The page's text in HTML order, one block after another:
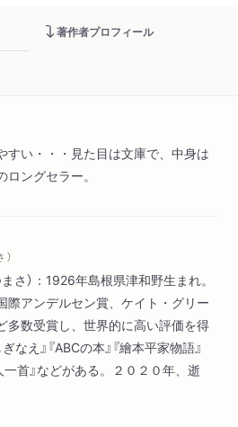
著作者プロフィール
すい・・・見た目は文庫で、中身は
ングセラー。
さ）：1926年島根県津和野生まれ。
際アンデルセン賞、ケイト・グリー
多数受賞し、世界的に高い評価を得
え』『ABCの本』『繪本平家物語』
一首』などがある。２０２０年、逝